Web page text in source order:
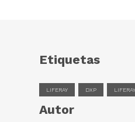
Etiquetas
LIFERAY DXP
Autor